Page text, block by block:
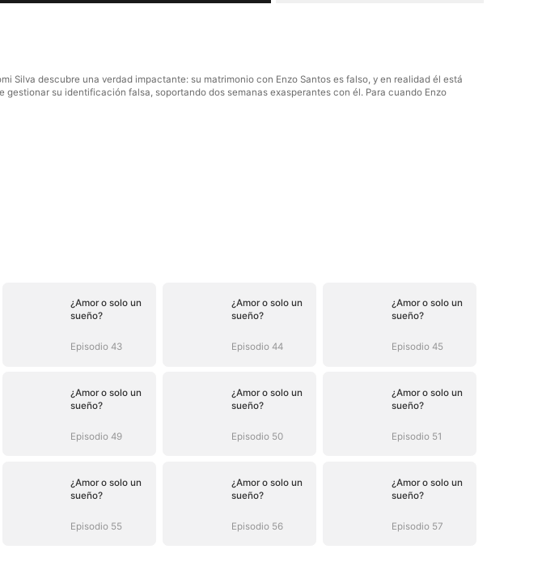
Silva descubre una verdad impactante: su matrimonio con Enzo Santos es falso, y en realidad él está
su identificación falsa, soportando dos semanas exasperantes con él. Para cuando Enzo
¿Amor o solo un
sueño?
Episodio 43
¿Amor o solo un
sueño?
Episodio 44
¿Amor o solo un
sueño?
Episodio 45
¿Amor o solo un
sueño?
Episodio 49
¿Amor o solo un
sueño?
Episodio 50
¿Amor o solo un
sueño?
Episodio 51
¿Amor o solo un
sueño?
Episodio 55
¿Amor o solo un
sueño?
Episodio 56
¿Amor o solo un
sueño?
Episodio 57